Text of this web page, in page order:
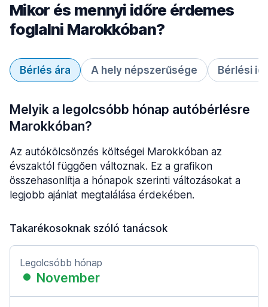
Mikor és mennyi időre érdemes
foglalni Marokkóban?
Bérlés ára A hely népszerűsége Bérlési
Melyik a legolcsóbb hónap autóbérlésre
Marokkóban?
Az autókölcsönzés költségei Marokkóban az
évszaktól függően változnak. Ez a grafikon
összehasonlítja a hónapok szerinti változásokat a
legjobb ajánlat megtalálása érdekében.
Takarékosoknak szóló tanácsok
Legolcsóbb hónap
November